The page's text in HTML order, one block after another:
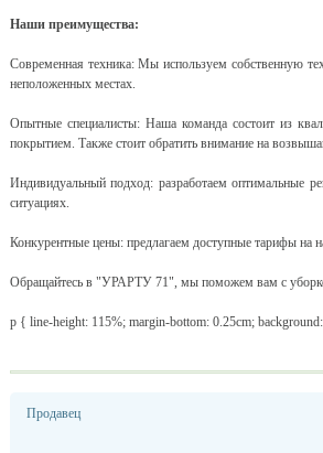
Наши преимущества:
Современная техника: Мы используем собственную
неположенных местах.
Опытные специалисты: Наша команда состоит из
покрытием. Также стоит обратить внимание на
Индивидуальный подход: разработаем оптимальные
ситуациях.
Конкурентные цены: предлагаем доступные тарифы на
Обращайтесь в "УРАРТУ 71", мы поможем вам с
p { line-height: 115%; margin-bottom: 0.25cm;
Продавец